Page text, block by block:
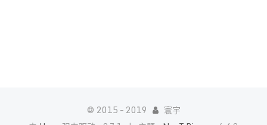
© 2015 – 2019
寰宇